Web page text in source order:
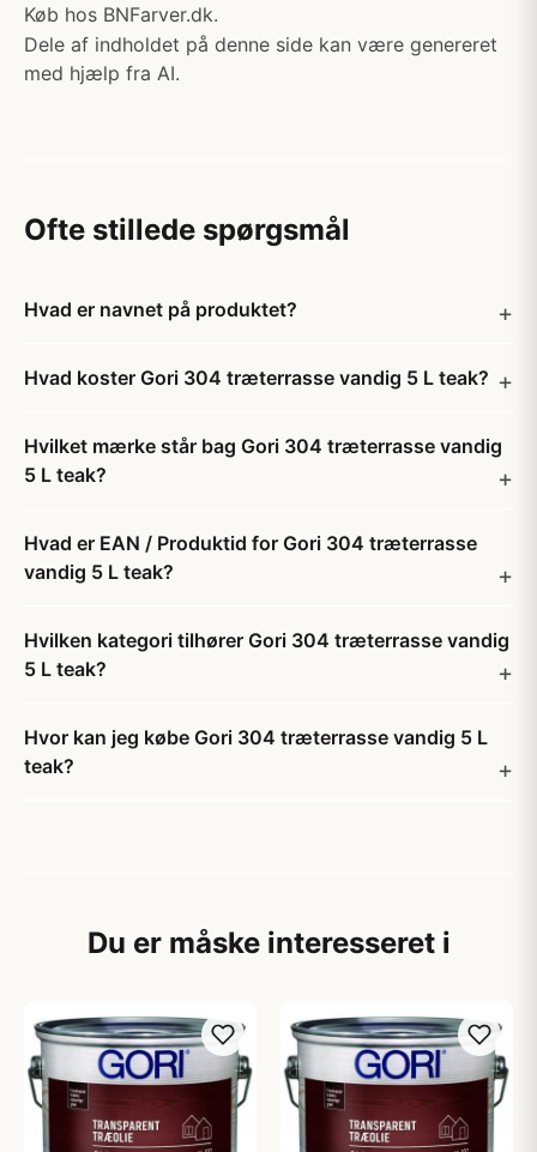
Køb hos BNFarver.dk.
Dele af indholdet på denne side kan være genereret
med hjælp fra AI.
Ofte stillede spørgsmål
Hvad er navnet på produktet?
Hvad koster Gori 304 træterrasse vandig 5 L teak?
Hvilket mærke står bag Gori 304 træterrasse vandig
5 L teak?
Hvad er EAN / Produktid for Gori 304 træterrasse
vandig 5 L teak?
Hvilken kategori tilhører Gori 304 træterrasse vandig
5 L teak?
Hvor kan jeg købe Gori 304 træterrasse vandig 5 L
teak?
Du er måske interesseret i